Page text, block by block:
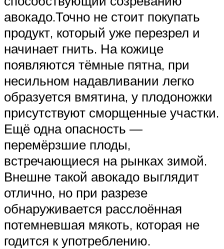
авокадо.Точно не стоит покупать
продукт, который уже перезрел и
начинает гнить. На кожице
появляются тёмные пятна, при
несильном надавливании легко
образуется вмятина, у плодоножки
присутствуют сморщенные участки.
Ещё одна опасность —
перемёрзшие плоды,
встречающиеся на рынках зимой.
Внешне такой авокадо выглядит
отлично, но при разрезе
обнаруживается расслоённая
потемневшая мякоть, которая не
годится к употреблению.